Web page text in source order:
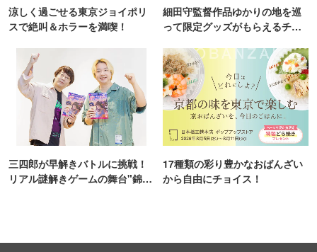
涼しく過ごせる東京ジョイポリ
スで絶叫＆ホラーを満喫！
細田守監督作品ゆかりの地を巡
って限定グッズがもらえるチャ
三四郎が早解きバトルに挑戦！
リアル謎解きゲームの舞台"錦糸
17種類の彩り豊かなおばんざい
から自由にチョイス！